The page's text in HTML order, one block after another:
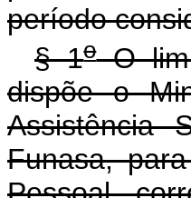
período
§ 1oO
dispõe o
Assistência
Funasa,